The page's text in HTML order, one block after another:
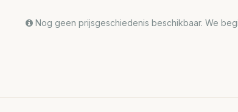
Nog geen prijsgeschiedenis beschikbaar. We